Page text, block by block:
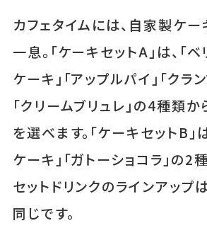
カフェタイムには、自家製ケ
一息。「ケーキセットA」は、「
ケーキ」「アップルパイ」「クラ
「クリームブリュレ」の4種類
を選べます。「ケーキセットB」
ケーキ」「ガトーショコラ」の2
セットドリンクのラインアップ
同じです。